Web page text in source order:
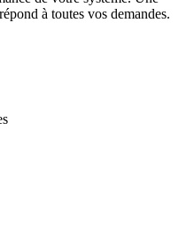
à toutes vos demandes.